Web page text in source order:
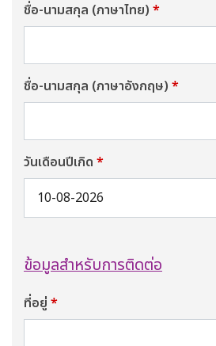
ชื่อ-นามสกุล (ภาษาไทย) *
ชื่อ-นามสกุล (ภาษาอังกฤษ) *
วันเดือนปีเกิด *
ข้อมูลสำหรับการติดต่อ
ที่อยู่ *